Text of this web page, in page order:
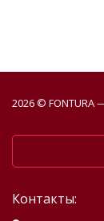
2026 ©
Контакты: